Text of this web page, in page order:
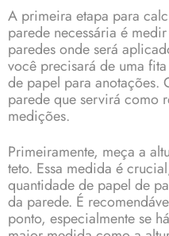
A primeira etapa para
parede necessária é
paredes onde será
você precisará de uma
de papel para anotações.
parede que servirá como
medições.
Primeiramente, meça a
teto. Essa medida é
quantidade de papel de
da parede. É
ponto, especialmente se